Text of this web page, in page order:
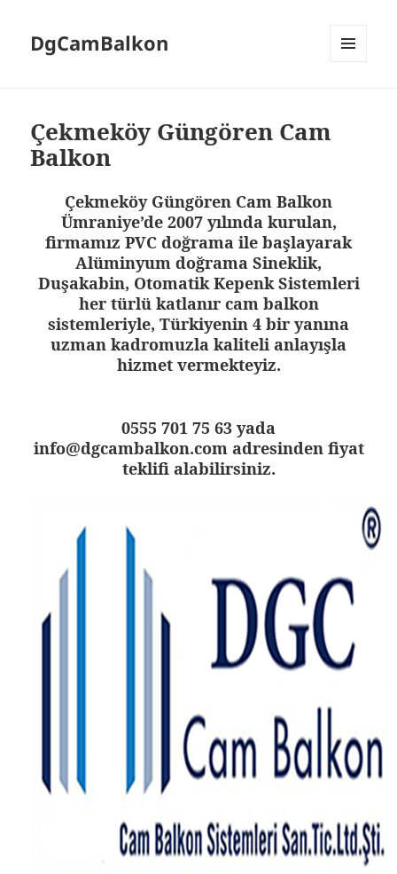
DgCamBalkon
Çekmeköy Güngören Cam
Balkon
Çekmeköy Güngören Cam Balkon
Ümraniye’de 2007 yılında kurulan,
firmamız PVC doğrama ile başlayarak
Alüminyum doğrama Sineklik,
Duşakabin, Otomatik Kepenk Sistemleri
her türlü katlanır cam balkon
sistemleriyle, Türkiyenin 4 bir yanına
uzman kadromuzla kaliteli anlayışla
hizmet vermekteyiz.
0555 701 75 63 yada
info@dgcambalkon.com adresinden fiyat
teklifi alabilirsiniz.